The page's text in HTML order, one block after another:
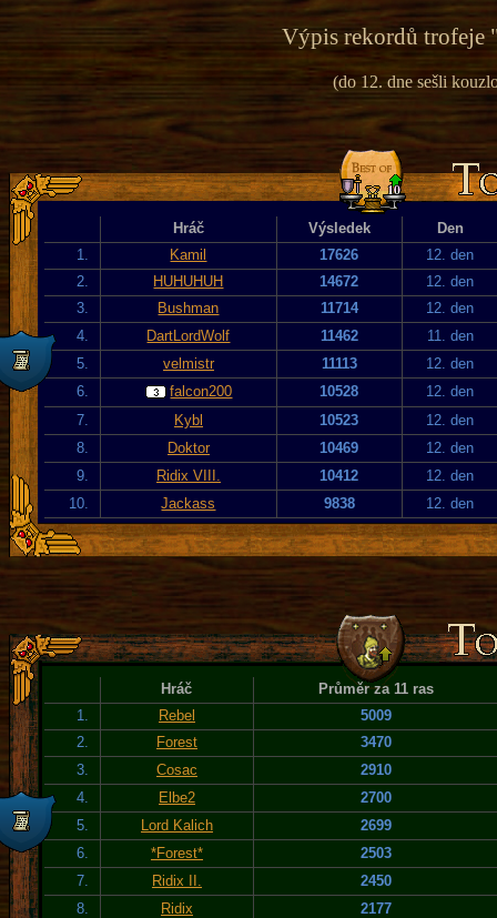
Výpis rekordů trofeje
(do 12. dne sešli
Hráč Výsledek
Den
1.
Kamil 17626
12. den
2.
HUHUHUH 14672
12. den
3.
Bushman 11714
12. den
4.
DartLordWolf 11462
11. den
5.
velmistr 11113
12. den
6.
falcon200 10528
12. den
7.
Kybl 10523
12. den
8.
Doktor 10469
12. den
9.
Ridix VIII. 10412
12. den
10.
Jackass 9838 12. den
Hráč
Průměr za 11 ras
1.
Rebel
5009
2.
Forest
3470
3.
Cosac
2910
4.
Elbe2
2700
5.
Lord Kalich
2699
6.
*Forest*
2503
7.
Ridix II.
2450
8.
Ridix
2177